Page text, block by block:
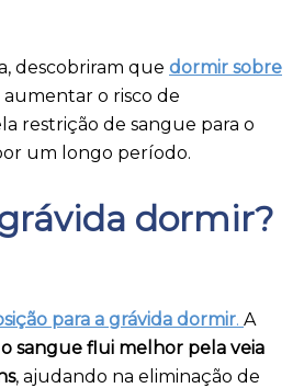
descobriram que dormir sobre
o risco de
restrição de sangue para o
um longo período.
dormir?
para a grávida dormir. A
o sangue flui melhor pela veia
, ajudando na eliminação de